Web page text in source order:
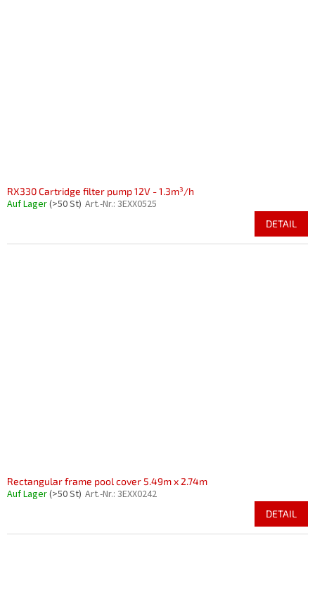
RX330 Cartridge filter pump 12V - 1.3m³/h
Auf Lager(>50 St) Art.-Nr.: 3EXX0525
DETAIL
Rectangular frame pool cover 5.49m x 2.74m
Auf Lager(>50 St) Art.-Nr.: 3EXX0242
DETAIL